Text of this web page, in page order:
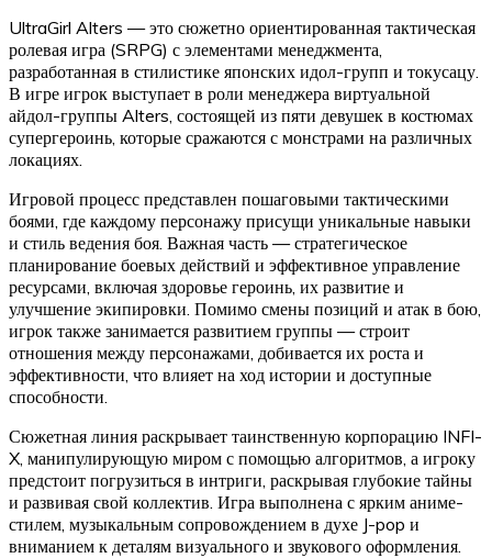
UltraGirl Alters — это сюжетно ориентированная тактическая
ролевая игра (SRPG) с элементами менеджмента,
разработанная в стилистике японских идол-групп и токусацу.
В игре игрок выступает в роли менеджера виртуальной
айдол-группы Alters, состоящей из пяти девушек в костюмах
супергероинь, которые сражаются с монстрами на различных
локациях.
Игровой процесс представлен пошаговыми тактическими
боями, где каждому персонажу присущи уникальные навыки
и стиль ведения боя. Важная часть — стратегическое
планирование боевых действий и эффективное управление
ресурсами, включая здоровье героинь, их развитие и
улучшение экипировки. Помимо смены позиций и атак в бою,
игрок также занимается развитием группы — строит
отношения между персонажами, добивается их роста и
эффективности, что влияет на ход истории и доступные
способности.
Сюжетная линия раскрывает таинственную корпорацию INFI-
X, манипулирующую миром с помощью алгоритмов, а игроку
предстоит погрузиться в интриги, раскрывая глубокие тайны
и развивая свой коллектив. Игра выполнена с ярким аниме-
стилем, музыкальным сопровождением в духе J-pop и
вниманием к деталям визуального и звукового оформления.